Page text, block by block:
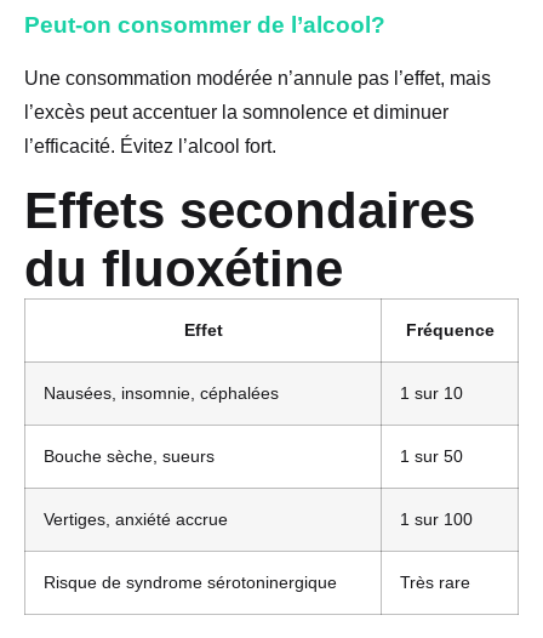
Peut-on consommer de l’alcool?
Une consommation modérée n’annule pas l’effet, mais
l’excès peut accentuer la somnolence et diminuer
l’efficacité. Évitez l’alcool fort.
Effets secondaires
du fluoxétine
Effet Fréquence
Nausées, insomnie, céphalées 1 sur 10
Bouche sèche, sueurs 1 sur 50
Vertiges, anxiété accrue 1 sur 100
Risque de syndrome sérotoninergique Très rare